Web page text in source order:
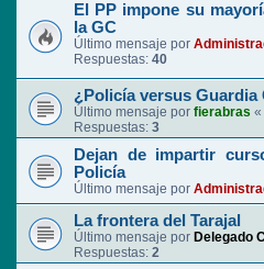
El PP impone su
la GC
Último mensaje por
Respuestas: 40
¿Policía versus Guardia
Último mensaje por fierabras «
Respuestas: 3
Dejan de impartir
Policía
Último mensaje por
La frontera del Tarajal
Último mensaje por Delegado
Respuestas: 2